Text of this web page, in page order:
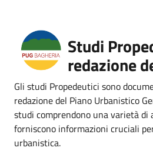
Studi
redazione
Gli studi Propedeutici sono
redazione del Piano Urbanistico
studi comprendono una varietà di
forniscono informazioni cruciali
urbanistica.